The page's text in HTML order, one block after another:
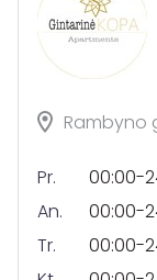
Rambyno
Pr.
00:00-
An.
00:00-
Tr.
00:00-